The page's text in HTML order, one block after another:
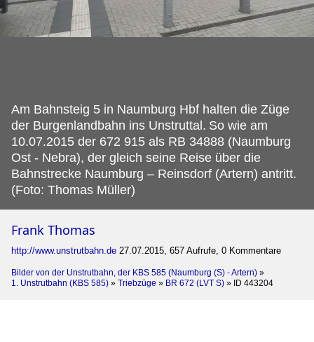
Am Bahnsteig 5 in Naumburg Hbf halten die Züge
der Burgenlandbahn ins Unstruttal. So wie am
10.07.2015 der 672 915 als RB 34888 (Naumburg
Ost - Nebra), der gleich seine Reise über die
Bahnstrecke Naumburg – Reinsdorf (Artern) antritt.
(Foto: Thomas Müller)
Frank Thomas
http://www.unstrutbahn.de 27.07.2015, 657 Aufrufe, 0 Kommentare
Bilder von der Unstrutbahn, der KBS 585 (Naumburg (S) - Artern) »
1. Unstrutbahn (KBS 585) » Triebzüge » BR 672 (LVT S) » ID 443204